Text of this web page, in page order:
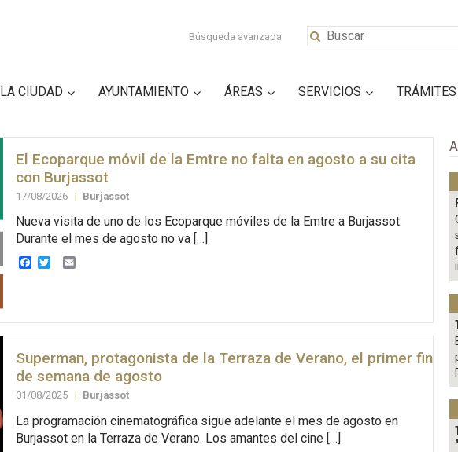
Búsqueda avanzada
LA CIUDAD AYUNTAMIENTO ÁREAS SERVICIOS TRÁMITES
El Ecoparque móvil de la Emtre no falta en agosto a su cita
con Burjassot
17/08/2026 | Burjassot
Nueva visita de uno de los Ecoparque móviles de la Emtre a Burjassot.
Durante el mes de agosto no va […]
Facebook
TwitterEmail
Superman, protagonista de la Terraza de Verano, el primer fin
de semana de agosto
01/08/2025 | Burjassot
La programación cinematográfica sigue adelante el mes de agosto en
Burjassot en la Terraza de Verano. Los amantes del cine […]